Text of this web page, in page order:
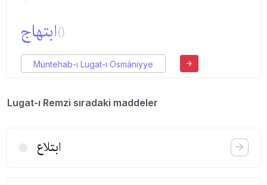
ابتهاج()
Müntehab-ı Lugat-ı Osmâniyye
Lugat-ı Remzi sıradaki maddeler
ابتلاع